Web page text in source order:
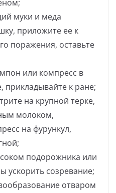
муки и меда
приложите ее к
поражения, оставьте
или компресс в
прикладывайте к ране;
на крупной терке,
молоком,
на фурункул,
подорожника или
ускорить созревание;
отваром